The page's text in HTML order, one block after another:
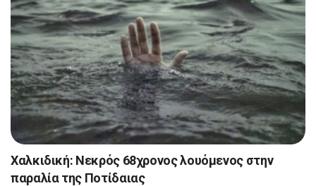
Χαλκιδική: Νεκρός 68χρονος λουόμενος στην
παραλία της Ποτίδαιας